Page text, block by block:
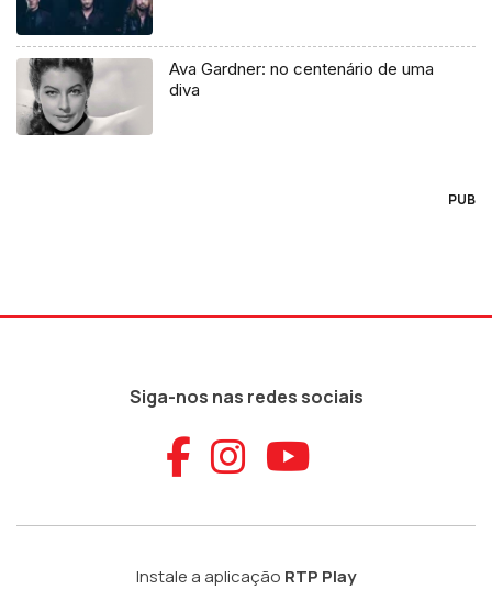
Ava Gardner: no centenário de uma
diva
PUB
Siga-nos nas redes sociais
Aceder ao
Aceder ao
Aceder
Instale a aplicação RTP Play